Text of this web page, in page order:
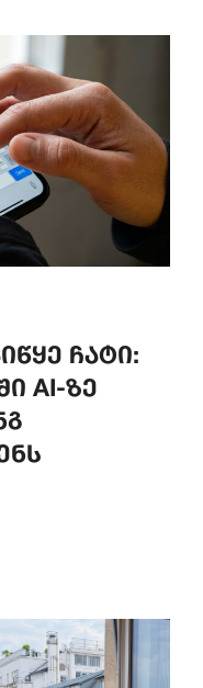
ჩატი:
AI-ზე